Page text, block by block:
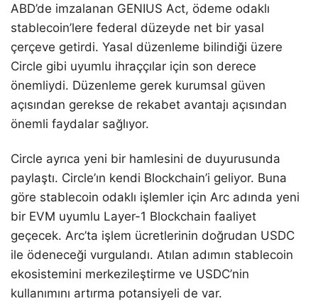
ABD’de imzalanan GENIUS Act, ödeme odaklı
stablecoin’lere federal düzeyde net bir yasal
çerçeve getirdi. Yasal düzenleme bilindiği üzere
Circle gibi uyumlu ihraççılar için son derece
önemliydi. Düzenleme gerek kurumsal güven
açısından gerekse de rekabet avantajı açısından
önemli faydalar sağlıyor.
Circle ayrıca yeni bir hamlesini de duyurusunda
paylaştı. Circle’ın kendi Blockchain’i geliyor. Buna
göre stablecoin odaklı işlemler için Arc adında yeni
bir EVM uyumlu Layer-1 Blockchain faaliyet
geçecek. Arc’ta işlem ücretlerinin doğrudan USDC
ile ödeneceği vurgulandı. Atılan adımın stablecoin
ekosistemini merkezileştirme ve USDC’nin
kullanımını artırma potansiyeli de var.